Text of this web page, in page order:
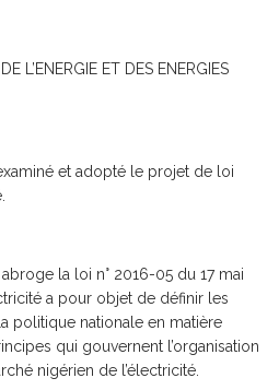
L’ENERGIE ET DES ENERGIES
et adopté le projet de loi
la loi n° 2016-05 du 17 mai
a pour objet de définir les
politique nationale en matière
qui gouvernent l’organisation
nigérien de l’électricité.